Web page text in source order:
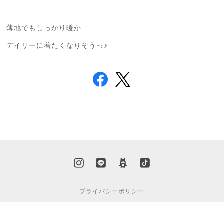
薄地でもしっかり暖か
デイリーに着たくなりそうっ♪
プライバシーポリシー